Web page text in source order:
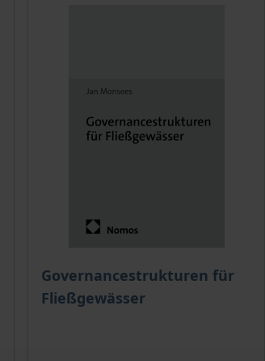
der gewählten Produktoption auf der
Governancestrukturen für
Fließgewässer
Der Preis dieses Titels richtet sich